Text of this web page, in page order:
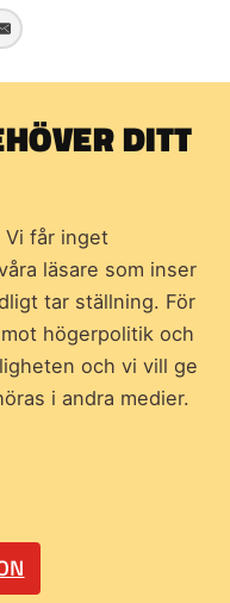
DITT
Vi får inget
läsare som inser
tar ställning. För
högerpolitik och
och vi vill ge
i andra medier.